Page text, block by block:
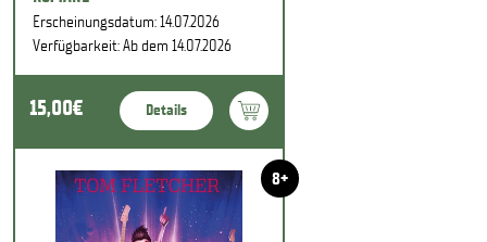
Erscheinungsdatum: 14.07.2026
Verfügbarkeit: Ab dem 14.07.2026
15,00€ Details
8+